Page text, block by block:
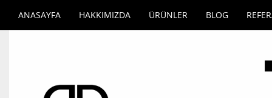
ANASAYFA HAKKIMIZDA ÜRÜNLER BLOG